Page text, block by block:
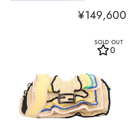
¥149,600
SOLD OUT
0